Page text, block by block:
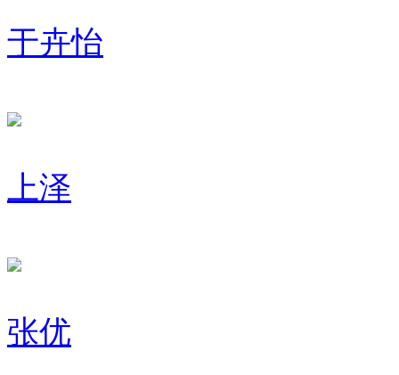
于卉怡
上泽
张优